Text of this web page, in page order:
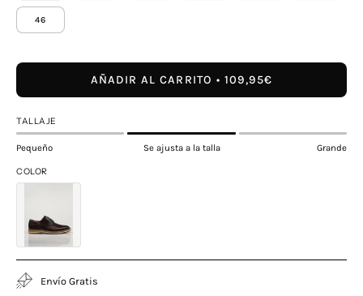
46
AÑADIR AL CARRITO 109,95€
TALLAJE
Pequeño Se ajusta a la talla Grande
COLOR
Envío Gratis